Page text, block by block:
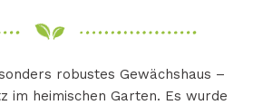
robustes Gewächshaus –
im heimischen Garten. Es wurde